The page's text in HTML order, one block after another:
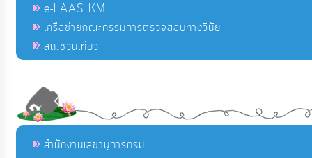
e-LAAS KM
เครือข่ายคณะกรรมการตรวจสอบทางวินัย
สถ.ชวนเที่ยว
สำนักงานเลขานุการกรม